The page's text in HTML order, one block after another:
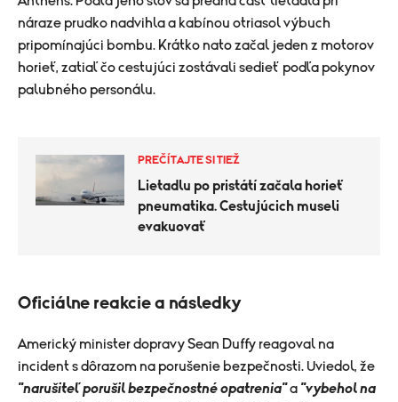
náraze prudko nadvihla a kabínou otriasol výbuch
pripomínajúci bombu. Krátko nato začal jeden z motorov
horieť, zatiaľ čo cestujúci zostávali sedieť podľa pokynov
palubného personálu.
PREČÍTAJTE SI TIEŽ
Lietadlu po pristátí začala horieť
pneumatika. Cestujúcich museli
evakuovať
Oficiálne reakcie a následky
Americký minister dopravy Sean Duffy reagoval na
incident s dôrazom na porušenie bezpečnosti. Uviedol, že
"narušiteľ porušil bezpečnostné opatrenia"a "vybehol na